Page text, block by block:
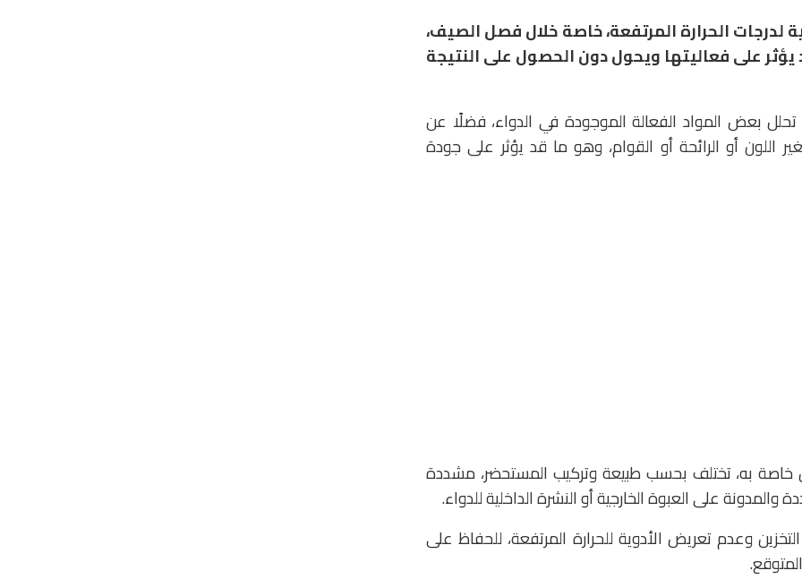
لدرجات الحرارة المرتفعة، خاصة خلال فصل الصيف،
على فعاليتها ويحول دون الحصول على النتيجة
بعض المواد الفعالة الموجودة في الدواء، فضلًا عن
أو الرائحة أو القوام، وهو ما قد يؤثر على جودة
خاصة به، تختلف بحسب طبيعة وتركيب المستحضر، مشددة
على العبوة الخارجية أو النشرة الداخلية للدواء.
وعدم تعريض الأدوية للحرارة المرتفعة، للحفاظ على